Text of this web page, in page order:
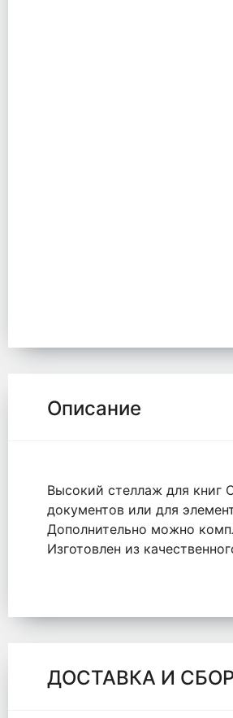
Описание
Высокий стеллаж для книг
документов или для
Дополнительно можно
Изготовлен из
ДОСТАВКА И